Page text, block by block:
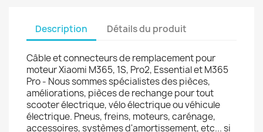
Description Détails du produit
Câble et connecteurs de remplacement pour
moteur Xiaomi M365, 1S, Pro2, Essential et M365
Pro - Nous sommes spécialistes des pièces,
améliorations, pièces de rechange pour tout
scooter électrique, vélo électrique ou véhicule
électrique. Pneus, freins, moteurs, carénage,
accessoires, systèmes d'amortissement, etc... si